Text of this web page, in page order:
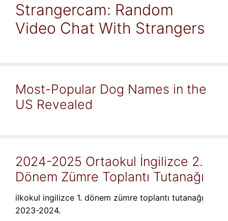
Strangercam: Random
Video Chat With Strangers
Most-Popular Dog Names in the
US Revealed
2024-2025 Ortaokul İngilizce 2.
Dönem Zümre Toplantı Tutanağı
ilkokul ingilizce 1. dönem zümre toplantı tutanağı
2023-2024.